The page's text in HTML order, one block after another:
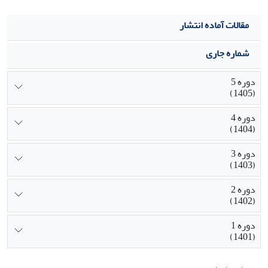
مقالات آماده انتشار
شماره جاری
دوره 5
(1405)
دوره 4
(1404)
دوره 3
(1403)
دوره 2
(1402)
دوره 1
(1401)